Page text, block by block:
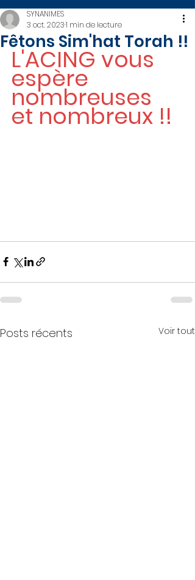
Fêtons Sim'hat Torah !!
SYNANIMES
3 oct. 20231 min de lecture
L'ACING vous
espère
nombreuses
et nombreux !!
Posts récents Voir tout